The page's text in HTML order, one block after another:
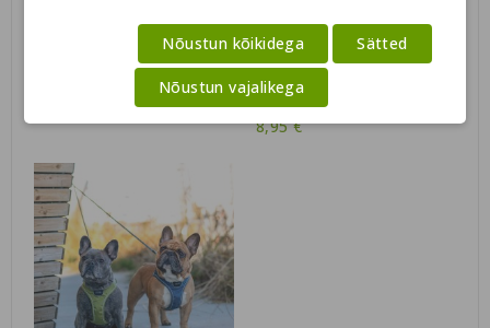
Chuckit! Ultra pallid
1 arvamus(t)
Külmkuivatatud maiused
erinevad maitsed | Kiwi
8,95 €
Sätted
Nõustun kõikidega
Nõustun vajalikega